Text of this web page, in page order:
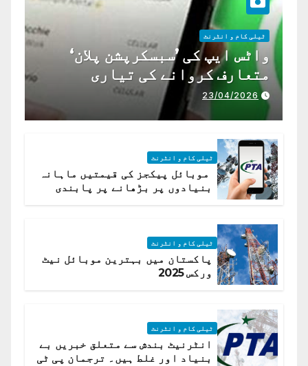
ٹیلی کام و انٹرنٹ
واٹس ایپ کی ’سبسکرپشن پلان‘
متعارف کروانے کی تیاری
23/04/2026
ٹیلی کام و انٹرنٹ
موبائل پیکجز کی قیمتیں ماہانہ
بنیادوں پر بڑھانے پر پابندی
ٹیلی کام و انٹرنٹ
پاکستان میں بہترین موبائل نیٹ
ورکس 2025
ٹیلی کام و انٹرنٹ
انٹرنیٹ بندش سے متعلق خبریں بے
بنیاد اور غلط ہیں۔ ترجمان پی ٹی